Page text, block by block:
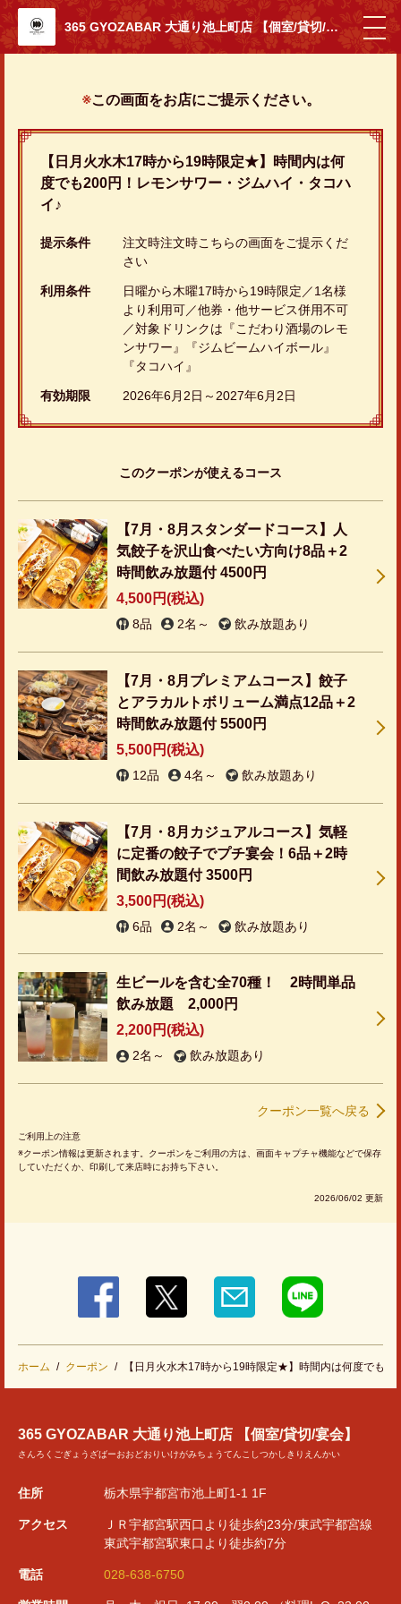
365 GYOZABAR 大通り池上町店 【個室/貸切/宴会】
この画面をお店にご提示ください。
【日月火水木17時から19時限定★】時間内は何
度でも200円！レモンサワー・ジムハイ・タコハ
イ♪
提示条件
注文時注文時こちらの画面をご提示くだ
さい
利用条件
日曜から木曜17時から19時限定／1名様
より利用可／他券・他サービス併用不可
／対象ドリンクは『こだわり酒場のレモ
ンサワー』『ジムビームハイボール』
『タコハイ』
有効期限 2026年6月2日～2027年6月2日
このクーポンが使えるコース
【7月・8月スタンダードコース】人
気餃子を沢山食べたい方向け8品＋2
時間飲み放題付 4500円
4,500円(税込)
8品 2名～ 飲み放題あり
【7月・8月プレミアムコース】餃子
とアラカルトボリューム満点12品＋2
時間飲み放題付 5500円
5,500円(税込)
12品 4名～ 飲み放題あり
【7月・8月カジュアルコース】気軽
に定番の餃子でプチ宴会！6品＋2時
間飲み放題付 3500円
3,500円(税込)
6品 2名～ 飲み放題あり
生ビールを含む全70種！ 2時間単品
飲み放題 2,000円
2,200円(税込)
2名～ 飲み放題あり
クーポン一覧へ戻る
ご利用上の注意
クーポン情報は更新されます。クーポンをご利用の方は、画面キャプチャ機能などで保存
していただくか、印刷して来店時にお持ち下さい。
2026/06/02 更新
ホーム クーポン 【日月火水木17時から19時限定★】時間内は何度でも
365 GYOZABAR 大通り池上町店 【個室/貸切/宴会】
さんろくごぎょうざばーおおどおりいけがみちょうてんこしつかしきりえんかい
住所 栃木県宇都宮市池上町1-1 1F
アクセス
ＪＲ宇都宮駅西口より徒歩約23分/東武宇都宮線
東武宇都宮駅東口より徒歩約7分
電話 028-638-6750
【日月火水木17時から19時限定★】時間内は何度でも200
円！レモンサワー・ジムハイ・タコハイ♪ | 365
GYOZABAR 大通り池上町店 【個室/貸切/宴会】
栃木県宇都宮市池上町1-1 1F
https://365ikegamicho.owst.jp/coupons/214791449
お店情報をコピー